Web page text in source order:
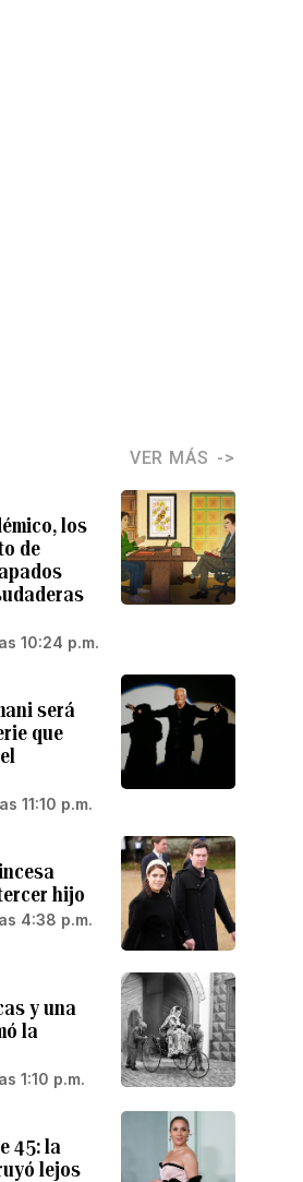
VER MÁS
los
de
10:24 p.m.
será
que
11:10 p.m.
hijo
4:38 p.m.
y una
la
1:10 p.m.
45: la
lejos